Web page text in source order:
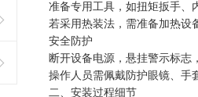
准备专用工具，如扭矩扳手、
若采用热装法，需准备加热设
安全防护
断开设备电源，悬挂警示标志
操作人员需佩戴防护眼镜、手
二、安装过程细节